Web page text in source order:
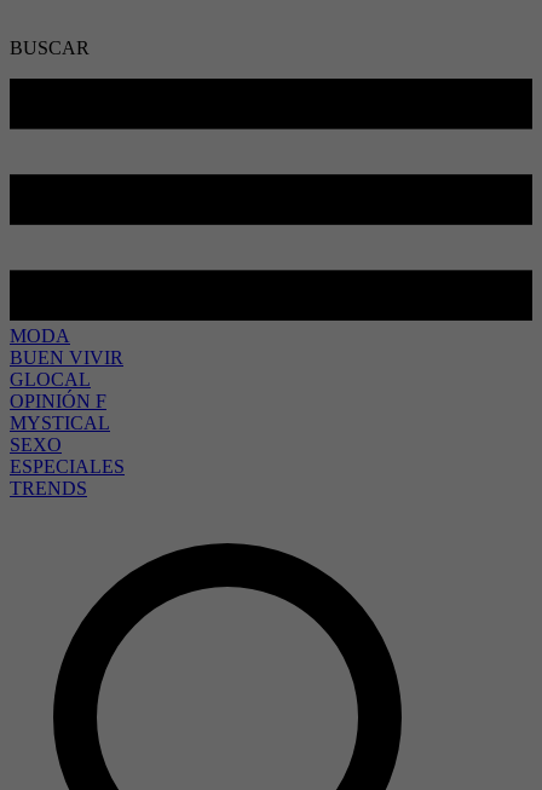
BUSCAR
MODA
BUEN VIVIR
GLOCAL
OPINIÓN F
MYSTICAL
SEXO
ESPECIALES
TRENDS